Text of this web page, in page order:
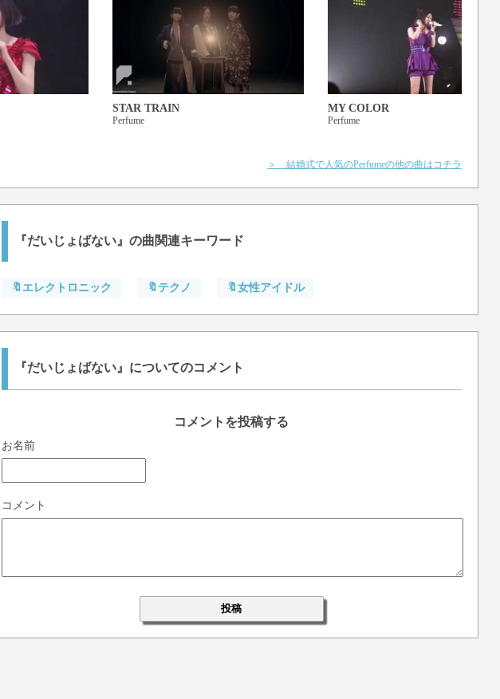
ぜんぜんだいじょばないけど
STAR TRAIN
Perfume
MY COLOR
Perfume
＞ 結婚式で人気のPerfumeの他の曲はコチラ
『だいじょばない』の曲関連キーワード
🔖エレクトロニック 🔖テクノ 🔖女性アイドル
『だいじょばない』についてのコメント
コメントを投稿する
お名前
コメント